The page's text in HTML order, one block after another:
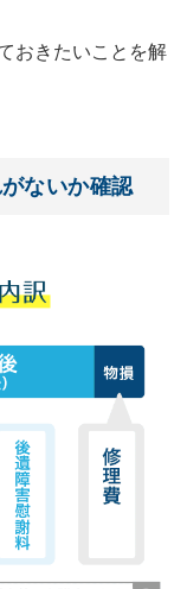
おきたいことを解
ないか確認